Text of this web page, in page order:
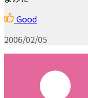
Good
2006/02/05